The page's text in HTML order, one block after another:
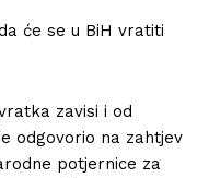
će se u BiH vratiti
zavisi i od
odgovorio na zahtjev
potjernice za